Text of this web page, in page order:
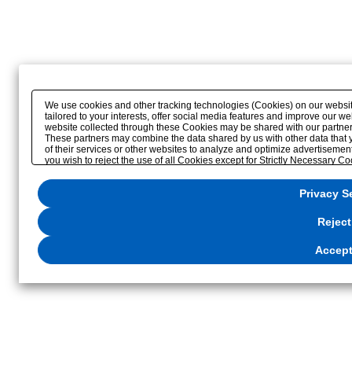
We use cookies and other tracking technologies (Cookies) on our
tailored to your interests, offer social media features and improve our
website collected through these Cookies may be shared with our
These partners may combine the data shared by us with other data
of their services or other websites to analyze and optimize
you wish to reject the use of all Cookies except for Strictly Necessary
rejection settings at any time via the hover button displayed at the
Privacy